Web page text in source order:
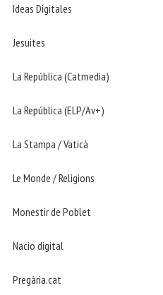
Ideas Digitales
Jesuites
La República (Catmedia)
La República (ELP/Av+)
La Stampa / Vaticà
Le Monde / Religions
Monestir de Poblet
Nacio digital
Pregària.cat